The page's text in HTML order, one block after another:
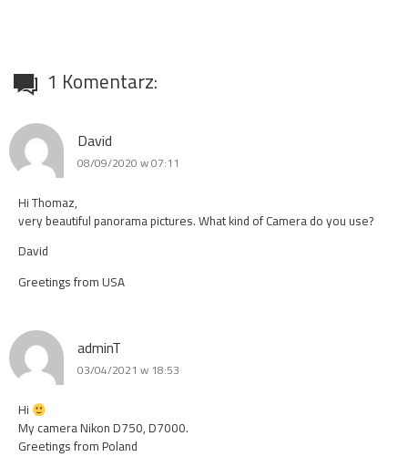
1 Komentarz:
David
08/09/2020 w 07:11
Hi Thomaz,
very beautiful panorama pictures. What kind of Camera do you use?
David
Greetings from USA
adminT
03/04/2021 w 18:53
Hi
My camera Nikon D750, D7000.
Greetings from Poland